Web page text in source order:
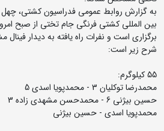
به گزارش روابط عمومی فدراسیون کشتی،
بین المللی کشتی فرنگی جام تختی از صبح
برگزاری است و نفرات راه یافته به دیدار
شرح زیر است:
55 کیلوگرم:
محمدرضا توکلیان 3 - محمدپویا اسدی 5
حسین بیژنی 6 - محمدحسن مشهدی زاده 3
محمدپویا اسدی - حسین بیژنی